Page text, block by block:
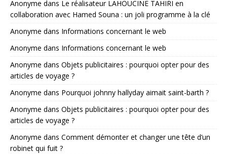
Anonyme dans Le réalisateur LAHOUCINE TAHIRI en
collaboration avec Hamed Souna : un joli programme à la clé
Anonyme dans Informations concernant le web
Anonyme dans Informations concernant le web
Anonyme dans Objets publicitaires : pourquoi opter pour des
articles de voyage ?
Anonyme dans Pourquoi johnny hallyday aimait saint-barth ?
Anonyme dans Objets publicitaires : pourquoi opter pour des
articles de voyage ?
Anonyme dans Comment démonter et changer une tête d’un
robinet qui fuit ?